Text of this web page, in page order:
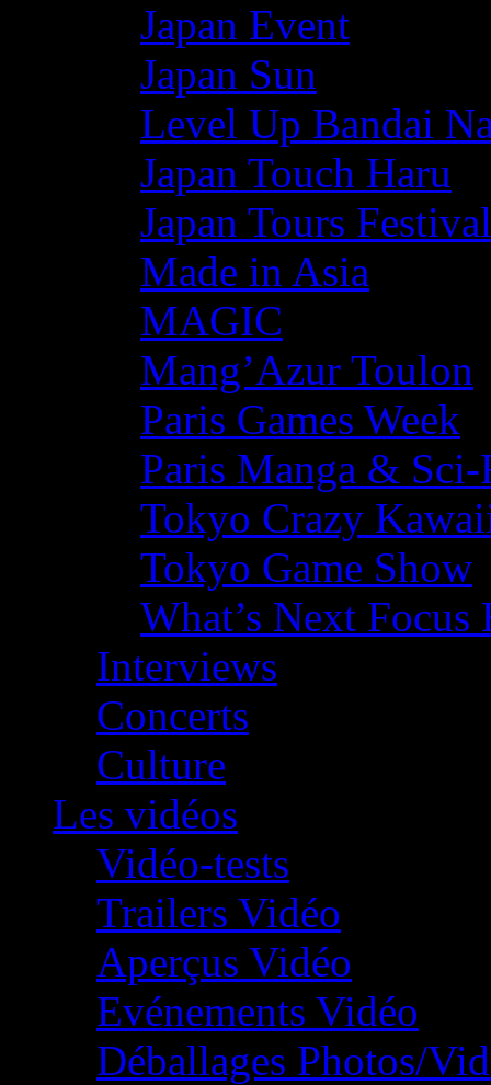
Japan Event
Japan Sun
Level Up Bandai
Japan Touch Haru
Japan Tours Festival
Made in Asia
MAGIC
Mang’Azur Toulon
Paris Games Week
Paris Manga &
Tokyo Crazy
Tokyo Game Show
What’s Next
Interviews
Concerts
Culture
Les vidéos
Vidéo-tests
Trailers Vidéo
Aperçus Vidéo
Evénements Vidéo
Déballages Photos/